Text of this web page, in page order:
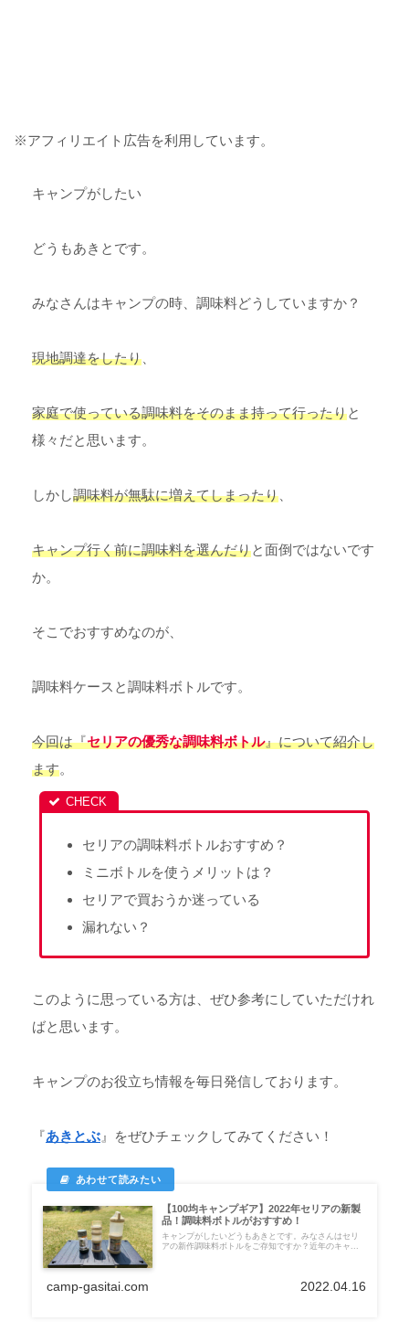
※アフィリエイト広告を利用しています。
キャンプがしたい
どうもあきとです。
みなさんはキャンプの時、調味料どうしていますか？
現地調達をしたり
家庭で使っている調味料をそのまま持って行ったりと
様々だと思います。
しかし調味料が無駄に増えてしまったり
キャンプ行く前に調味料を選んだりと面倒ではないです
か。
そこでおすすめなのが、
調味料ケースと調味料ボトルです。
今回は『セリアの優秀な調味料ボトル』について紹介し
ます。
セリアの調味料ボトルおすすめ？
ミニボトルを使うメリットは？
セリアで買おうか迷っている
漏れない？
このように思っている方は、ぜひ参考にしていただけれ
ばと思います。
キャンプのお役立ち情報を毎日発信しております。
『あきとぶ 』をぜひチェックしてみてください！
【100均キャンプギア】2022年セリアの新製
品！調味料ボトルがおすすめ！
キャンプがしたいどうもあきとです。みなさんはセリ
アの新作調味料ボトルをご存知ですか？近年のキャ...
camp-gasitai.com 2022.04.16